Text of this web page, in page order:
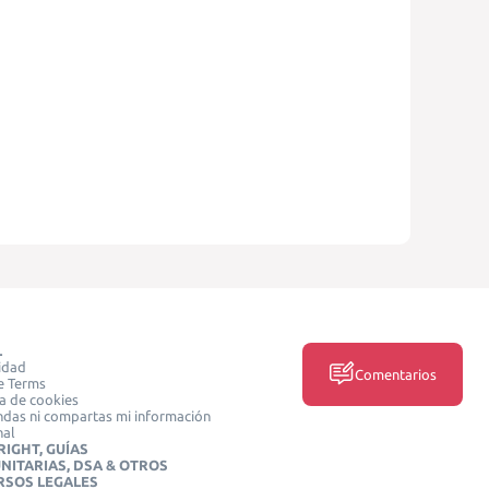
Terms
de cookies
ni compartas mi información
GUÍAS
DSA & OTROS
LEGALES
Comentarios